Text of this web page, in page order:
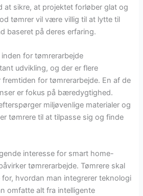
at sikre, at projektet forløber glat og
tømrer vil være villig til at lytte til
baseret på deres erfaring.
for tømrerarbejde
udvikling, og der er flere
for tømrerarbejde. En af de
er fokus på bæredygtighed.
miljøvenlige materialer og
tømrere til at tilpasse sig og finde
interesse for smart home-
tømrerarbejde. Tømrere skal
hvordan man integrerer teknologi
omfatte alt fra intelligente